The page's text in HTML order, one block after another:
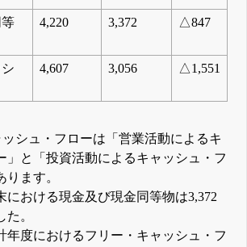
4,220 3,372 △847
4,607 3,056 △1,551
シュ・フローは「営業活動によるキ
」と「投資活動によるキャッシュ・フ
ります。
における現金及び現金同等物は3,372
。
年度におけるフリー・キャッシュ・フ